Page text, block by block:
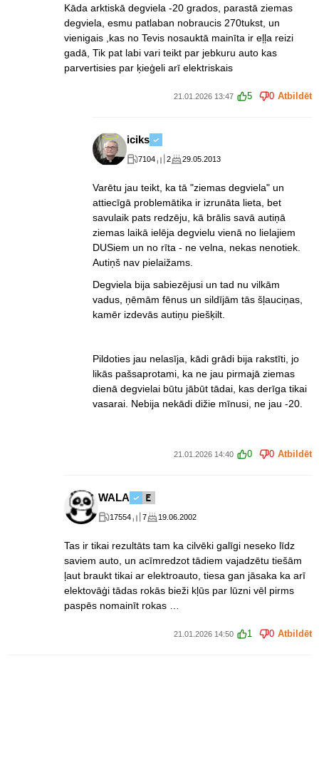
Kāda arktiskā degviela -20 grados, parastā ziemas
degviela, esmu patlaban nobraucis 270tukst, un
vienigais ,kas no Tevis nosauktā mainīta ir eļļa reizi
gadā, Tik pat labi vari teikt par jebkuru auto kas
parvertisies par ķieģeli arī elektriskais
21.01.2026 13:47 5 0 Atbildēt
iciks
7104 2 29.05.2013
Varētu jau teikt, ka tā "ziemas degviela" un
attiecīgā problemātika ir izrunāta lieta, bet
savulaik pats redzēju, kā brālis savā autiņā
ziemas laikā ielēja degvielu vienā no lielajiem
DUSiem un no rīta - ne velna, nekas nenotiek.
Autiņš nav pielaižams.
Degviela bija sabiezējusi un tad nu vilkām
vadus, ņēmām fēnus un sildījām tās šļauciņas,
kamēr izdevās autiņu piešķilt.
Pildoties jau nelasīja, kādi grādi bija rakstīti, jo
likās pašsaprotami, ka ne jau pirmajā ziemas
dienā degvielai būtu jābūt tādai, kas derīga tikai
vasarai. Nebija nekādi dižie mīnusi, ne jau -20.
21.01.2026 14:40 0 0 Atbildēt
WALA
17554 7 19.06.2002
Tas ir tikai rezultāts tam ka cilvēki galīgi neseko līdz
saviem auto, un acīmredzot tādiem vajadzētu tiešām
ļaut braukt tikai ar elektroauto, tiesa gan jāsaka ka arī
elektovāģi tādas rokās bieži kļūs par lūzni vēl pirms
paspēs nomainīt rokas …
21.01.2026 14:50 1 0 Atbildēt